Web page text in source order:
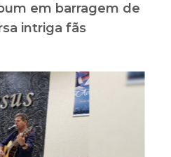
em barragem de
intriga fãs